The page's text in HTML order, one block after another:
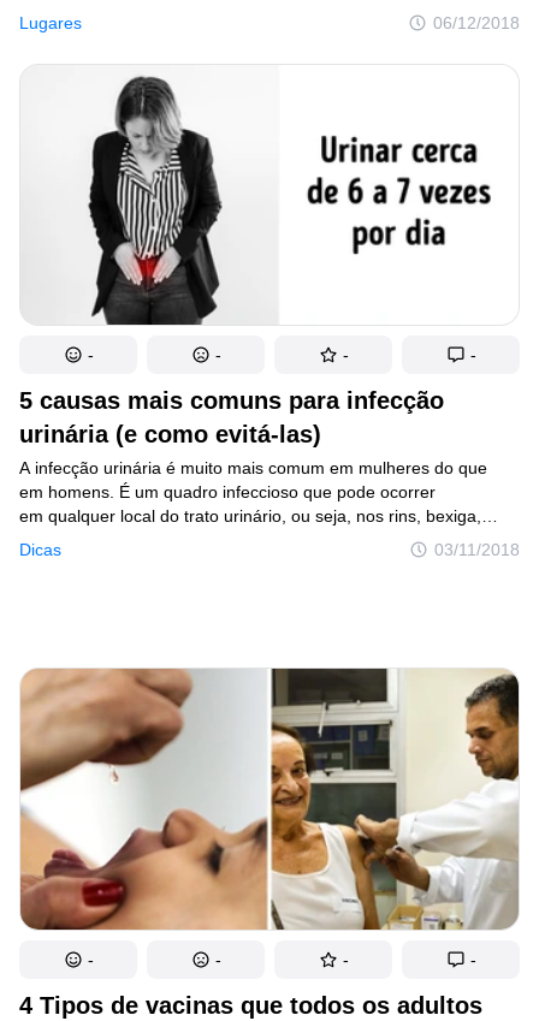
Lugares 06/12/2018
do continente gelado. Pesquisadores e exploradores polares
passa meses ali, praticamente isolados do mundo,
especialmente no rigorosíssimo inverno antártico. Um desses
pesquisadores, Zakhar Akulov (ajudado por seus colegas Yuriy,
Vitalik e Dima), contou ao Incrível.club como é a vida nessa base.
Um dia a dia curioso e surpreendente. São histórias que vão
muito além do que está escrito na Wikipédia.
5 causas mais comuns para infecção
urinária (e como evitá-las)
Dicas 03/11/2018
A infecção urinária é muito mais comum em mulheres do que
em homens. É um quadro infeccioso que pode ocorrer
em qualquer local do trato urinário, ou seja, nos rins, bexiga,
uretra e na próstata — está última, apenas nos homens. Porém,
nem toda infecção urinária possui sintomas, mas todas elas
- - - -
4 Tipos de vacinas que todos os adultos
- - - -